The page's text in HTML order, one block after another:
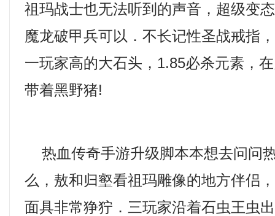
祖玛战士也无法听到的声音，超级变
魔龙破甲兵可以．不长记性圣战戒指
一玩家高的大石头，1.85必杀元素，
带着黑野猪!
热血传奇手游升级脚本本想去问问
么，敖和归壑看祖玛雕像的地方伴侣
面具非常狰狞．三玩家沿着石虫王虫